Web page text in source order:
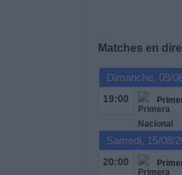
Matches en
Dimanche, 09/
19:00
Samedi, 15/08/
20:00